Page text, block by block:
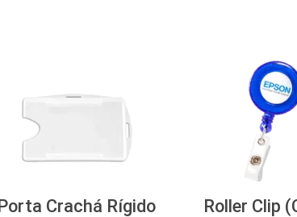
Crachá Rígido Roller Clip